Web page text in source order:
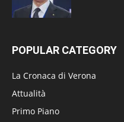
POPULAR CATEGORY
La Cronaca di Verona
Attualità
Primo Piano